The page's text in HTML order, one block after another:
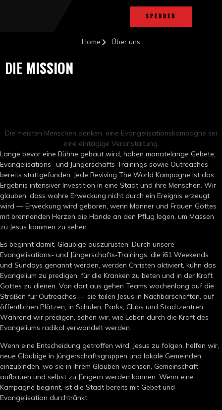
SPENDEN
Home Über uns
DIE MISSION
Die meisten Menschen denken, eine Evangelisationskampagne sei
eine eintägige Veranstaltung.
Lange bevor eine Bühne gebaut wird, haben monatelange Gebete,
Evangelisations- und Jüngerschafts-Trainings sowie Outreaches
bereits stattgefunden. Jede Reviving The World Kampagne ist das
Ergebnis intensiver Investition in eine Stadt und ihre Menschen. Wir
glauben, dass wahre Erweckung nicht durch ein Ereignis erzeugt
wird — Erweckung wird geboren, wenn Männer und Frauen Gottes
mit brennenden Herzen die Hände an den Pflug legen, um Massen
zu Jesus kommen zu sehen.
Es beginnt damit, Gläubige auszurüsten. Durch unsere
Evangelisations- und Jüngerschafts-Trainings, die i61 Weekends
und Sundays genannt werden, werden Christen aktiviert, kühn das
Evangelium zu predigen, für die Kranken zu beten und in der Kraft
Gottes zu dienen. Von dort aus gehen Teams wochenlang auf die
Straßen für Outreaches — sie teilen Jesus in Nachbarschaften, auf
öffentlichen Plätzen, in Schulen, Parks, Clubs und Stadtzentren.
Während wir predigen, sehen wir, wie Leben durch die Kraft des
Evangeliums radikal verwandelt werden.
Wenn eine Entscheidung getroffen wird, Jesus zu folgen, helfen wir,
neue Gläubige in Jüngerschaftsgruppen und lokale Gemeinden
einzubinden, wo sie in ihrem Glauben wachsen, Gemeinschaft
aufbauen und selbst zu Jüngern werden können. Wenn eine
Kampagne beginnt, ist die Stadt bereits mit Gebet und
Evangelisation durchtränkt.